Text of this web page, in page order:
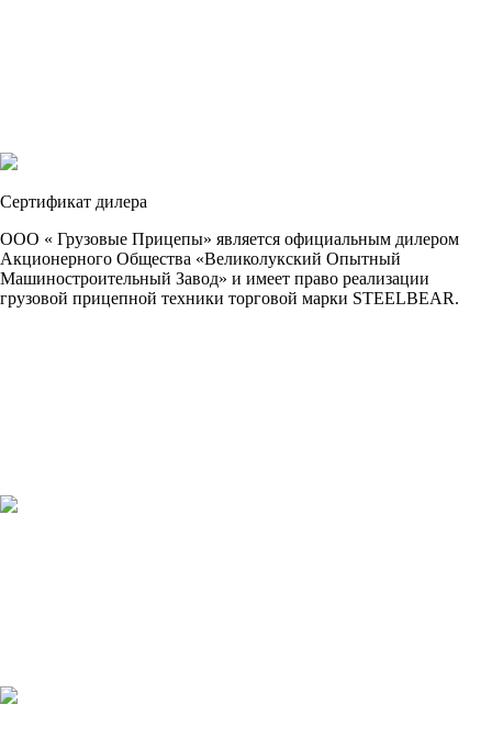
Сертификат дилера
ООО « Грузовые Прицепы» является официальным дилером
Акционерного Общества «Великолукский Опытный
Машиностроительный Завод» и имеет право реализации
грузовой прицепной техники торговой марки STEELBEAR.